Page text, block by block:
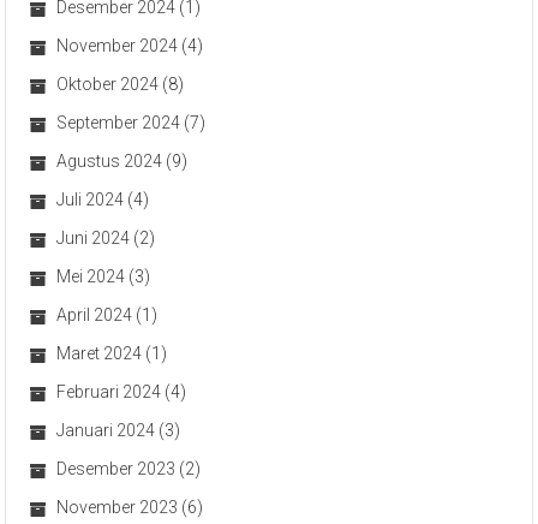
Desember 2024 (1)
November 2024 (4)
Oktober 2024 (8)
September 2024 (7)
Agustus 2024 (9)
Juli 2024 (4)
Juni 2024 (2)
Mei 2024 (3)
April 2024 (1)
Maret 2024 (1)
Februari 2024 (4)
Januari 2024 (3)
Desember 2023 (2)
November 2023 (6)